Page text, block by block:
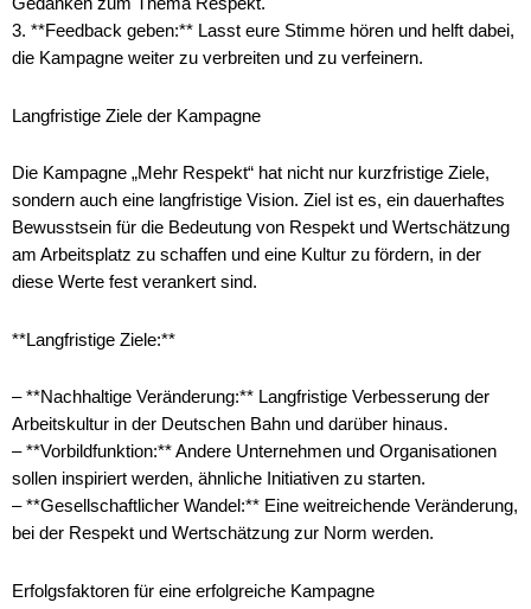
3. **Feedback geben:** Lasst eure Stimme hören und helft dabei,
die Kampagne weiter zu verbreiten und zu verfeinern.
Langfristige Ziele der Kampagne
Die Kampagne „Mehr Respekt“ hat nicht nur kurzfristige Ziele,
sondern auch eine langfristige Vision. Ziel ist es, ein dauerhaftes
Bewusstsein für die Bedeutung von Respekt und Wertschätzung
am Arbeitsplatz zu schaffen und eine Kultur zu fördern, in der
diese Werte fest verankert sind.
**Langfristige Ziele:**
– **Nachhaltige Veränderung:** Langfristige Verbesserung der
Arbeitskultur in der Deutschen Bahn und darüber hinaus.
– **Vorbildfunktion:** Andere Unternehmen und Organisationen
sollen inspiriert werden, ähnliche Initiativen zu starten.
– **Gesellschaftlicher Wandel:** Eine weitreichende Veränderung,
bei der Respekt und Wertschätzung zur Norm werden.
Erfolgsfaktoren für eine erfolgreiche Kampagne